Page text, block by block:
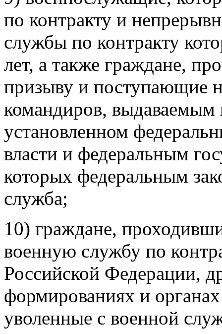
по контракту и
службы по контракту
лет, а также граждане,
призыву и поступающие
командиров,
установленном
власти и федеральным
которых федеральным
служба;
10) граждане,
военную службу по
Российской Федерации,
формированиях и
уволенные с военной